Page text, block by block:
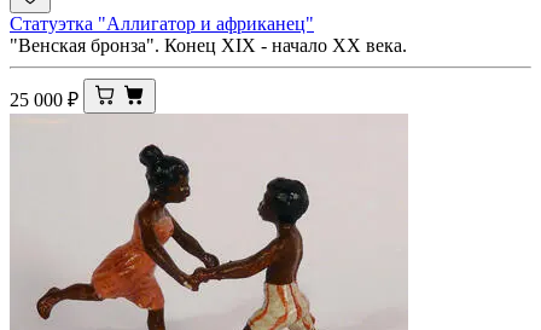
Статуэтка "Аллигатор и африканец"
"Венская бронза". Конец XIX - начало ХХ века.
25 000 ₽